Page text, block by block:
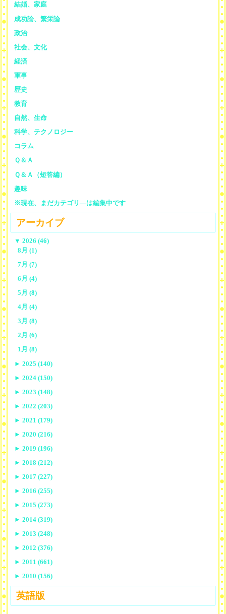
結婚、家庭
成功論、繁栄論
政治
社会、文化
経済
軍事
歴史
教育
自然、生命
科学、テクノロジー
コラム
Ｑ＆Ａ
Ｑ＆Ａ（短答編）
趣味
※現在、まだカテゴリ—は編集中です
アーカイブ
▼ 2026 (46)
8月 (1)
7月 (7)
6月 (4)
5月 (8)
4月 (4)
3月 (8)
2月 (6)
1月 (8)
► 2025 (140)
► 2024 (150)
► 2023 (148)
► 2022 (203)
► 2021 (179)
► 2020 (216)
► 2019 (196)
► 2018 (212)
► 2017 (227)
► 2016 (255)
► 2015 (273)
► 2014 (319)
► 2013 (248)
► 2012 (376)
► 2011 (661)
► 2010 (156)
英語版